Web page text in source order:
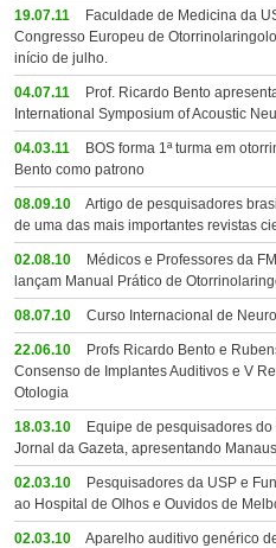
19.07.11
Faculdade de Medicina da
Congresso Europeu de
início de julho.
04.07.11
Prof. Ricardo Bento
International Symposium of Acoustic
04.03.11
BOS forma 1ª turma em
Bento como patrono
08.09.10
Artigo de pesquisadores
de uma das mais importantes revistas
02.08.10
Médicos e Professores da
lançam Manual Prático de
08.07.10 Curso Internacional de
22.06.10
Profs Ricardo Bento e
Consenso de Implantes Auditivos e V
Otologia
18.03.10
Equipe de pesquisadores
Jornal da Gazeta, apresentando
02.03.10
Pesquisadores da USP e
ao Hospital de Olhos e Ouvidos de
02.03.10
Aparelho auditivo genérico